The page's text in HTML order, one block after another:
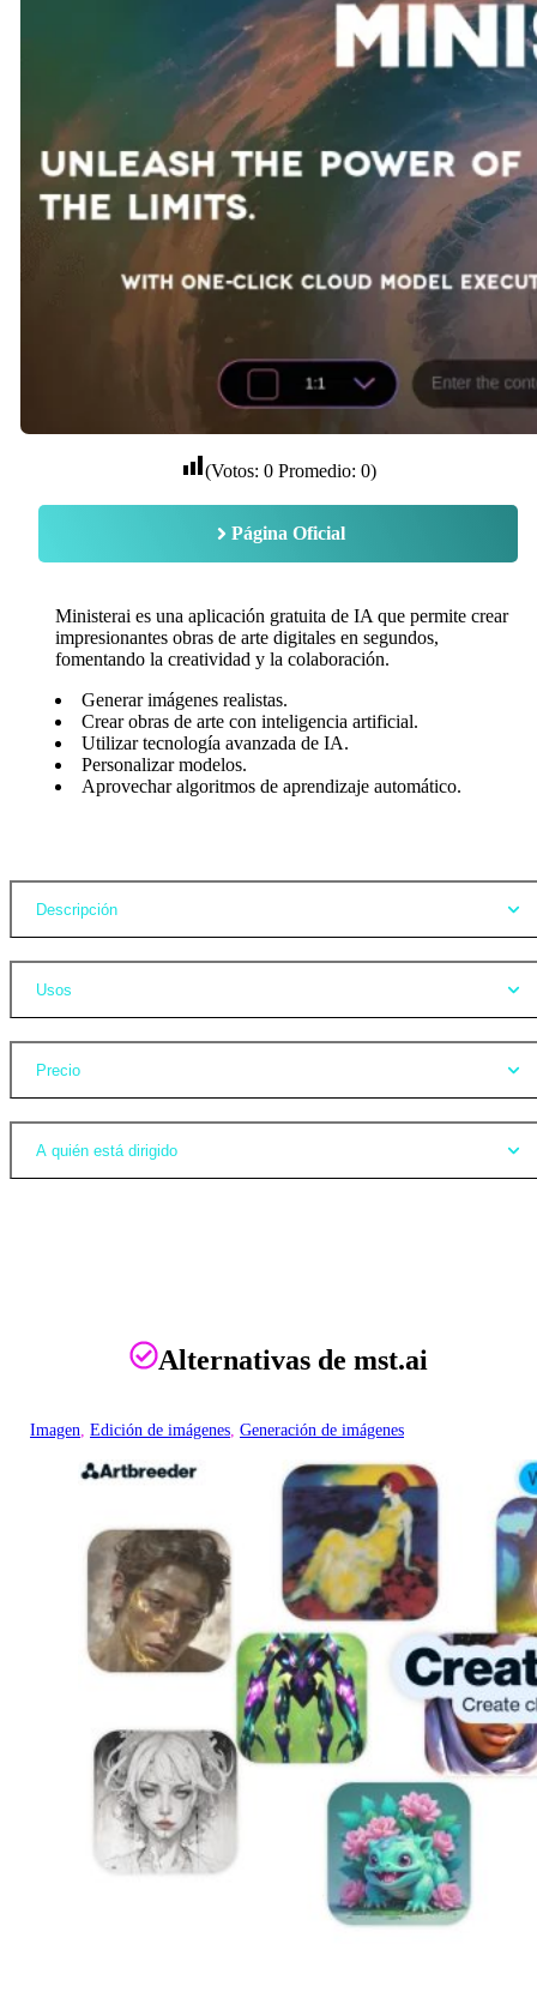
(Votos: 0Promedio: 0)
Página Oficial
Ministerai es una aplicación gratuita de IA que permite crear
impresionantes obras de arte digitales en segundos,
fomentando la creatividad y la colaboración.
Generar imágenes realistas.
Crear obras de arte con inteligencia artificial.
Utilizar tecnología avanzada de IA.
Personalizar modelos.
Aprovechar algoritmos de aprendizaje automático.
Descripción
Usos
Precio
A quién está dirigido
Alternativas de mst.ai
Imagen, Edición de imágenes, Generación de imágenes